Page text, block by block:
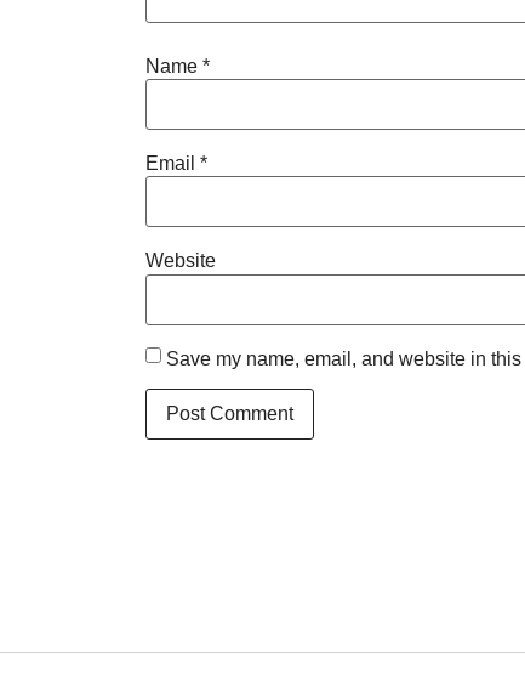
Name *
Email *
Website
Save my name, email, and website in